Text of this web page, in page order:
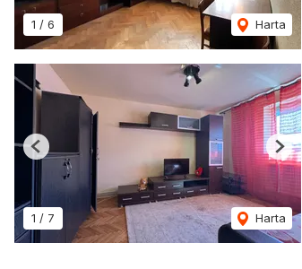
1 / 6 Harta
1 / 7 Harta
Previous Next